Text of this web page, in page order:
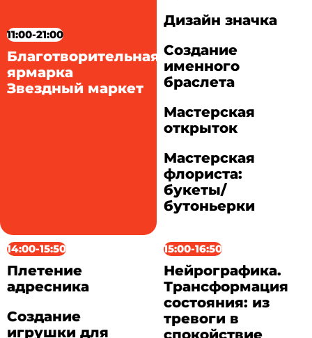
11:00-21:00
Благотворительная
ярмарка
Звездный маркет
Дизайн значка
Создание
именного
браслета
Мастерская
открыток
Мастерская
флориста:
букеты/
бутоньерки
14:00-15:50
Плетение
адресника
Создание
игрушки для
15:00-16:50
Нейрографика.
Трансформация
состояния: из
тревоги в
спокойствие